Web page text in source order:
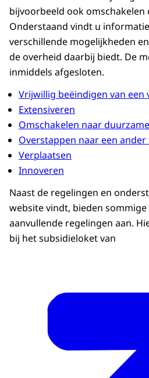
bijvoorbeeld ook omschakelen
Onderstaand vindt u
verschillende mogelijkheden
de overheid daarbij biedt. De
inmiddels afgesloten.
Vrijwillig beëindigen van een
Extensiveren
Omschakelen naar
Overstappen naar een
Verplaatsen
Innoveren
Naast de regelingen en
website vindt, bieden
aanvullende regelingen aan.
bij het subsidieloket van